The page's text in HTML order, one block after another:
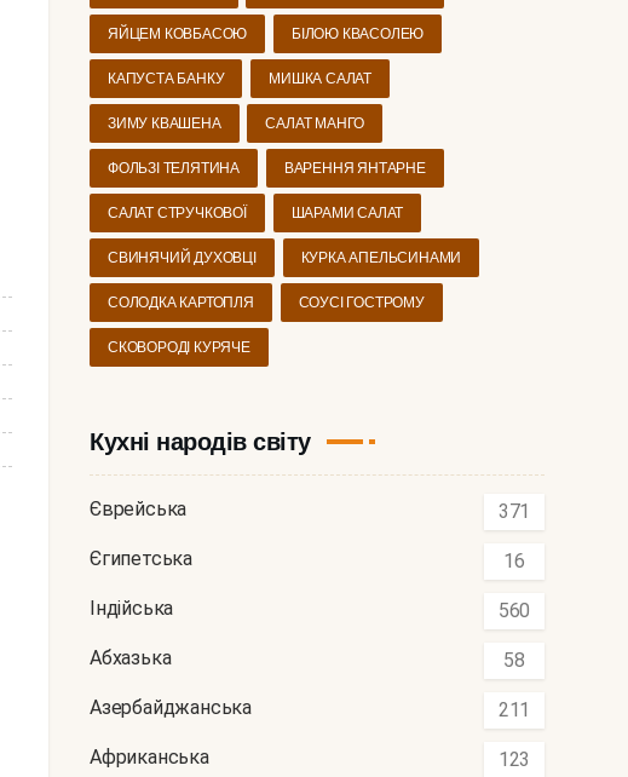
ЯЙЦЕМ КОВБАСОЮ БІЛОЮ КВАСОЛЕЮ
КАПУСТА БАНКУ МИШКА САЛАТ
ЗИМУ КВАШЕНА САЛАТ МАНГО
ФОЛЬЗІ ТЕЛЯТИНА ВАРЕННЯ ЯНТАРНЕ
САЛАТ СТРУЧКОВОЇ ШАРАМИ САЛАТ
СВИНЯЧИЙ ДУХОВЦІ КУРКА АПЕЛЬСИНАМИ
СОЛОДКА КАРТОПЛЯ СОУСІ ГОСТРОМУ
СКОВОРОДІ КУРЯЧЕ
Кухні народів світу
Єврейська 371
Єгипетська 16
Індійська 560
Абхазька 58
Азербайджанська 211
Африканська 123